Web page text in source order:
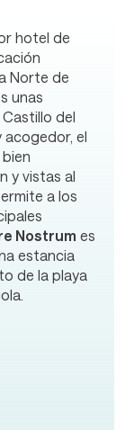
hotel de
Norte de
unas
del
acogedor, el
y vistas al
a los
Nostrum es
estancia
de la playa